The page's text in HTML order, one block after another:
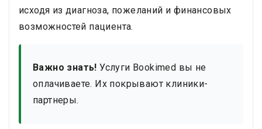
исходя из диагноза, пожеланий и финансовых
возможностей пациента.
Важно знать! Услуги Bookimed вы не
оплачиваете. Их покрывают клиники-
партнеры.